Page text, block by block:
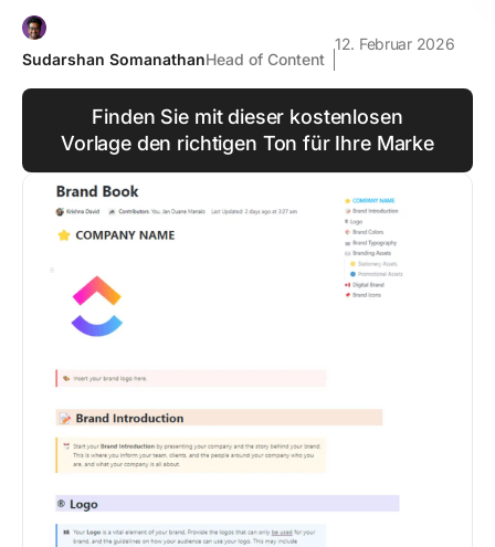
Sudarshan SomanathanHead of Content
12. Februar 2026
Finden Sie mit dieser kostenlosen
Vorlage den richtigen Ton für Ihre Marke